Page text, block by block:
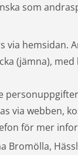
som
via hemsidan.
(jämna),
via webben,
för mer
Bromölla,